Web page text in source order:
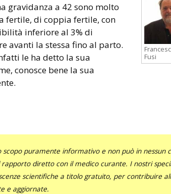
Fusi
gravidanza a 42 sono molto
fertile, di coppia fertile, con
inferiore al 3% di
avanti la stessa fino al parto.
le ha detto la sua
conosce bene la sua
puramente informativo e non può in nessun
diretto con il medico curante. I nostri
scientifiche a titolo gratuito, per contribuire
e aggiornate.